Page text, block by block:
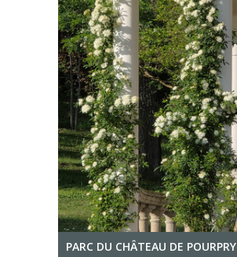
PARC DU CHÂTEAU DE POURPRY